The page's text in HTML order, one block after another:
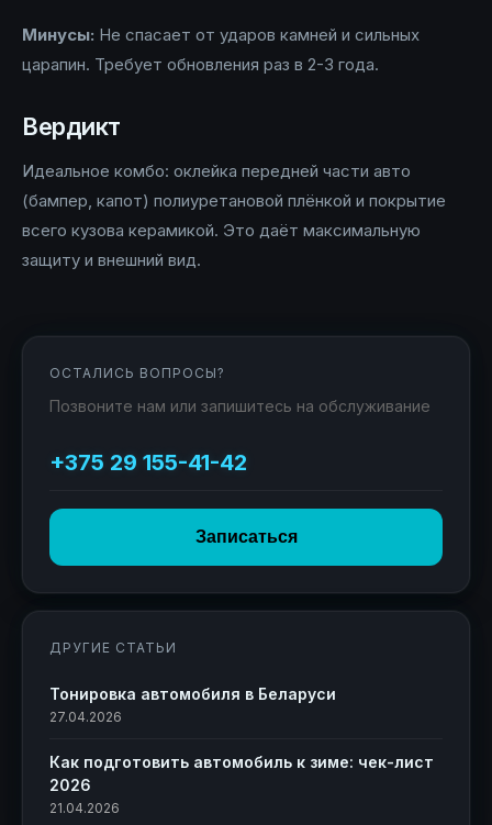
Минусы: Не спасает от ударов камней и сильных
царапин. Требует обновления раз в 2-3 года.
Вердикт
Идеальное комбо: оклейка передней части авто
(бампер, капот) полиуретановой плёнкой и покрытие
всего кузова керамикой. Это даёт максимальную
защиту и внешний вид.
ОСТАЛИСЬ ВОПРОСЫ?
Позвоните нам или запишитесь на обслуживание
+375 29 155-41-42
Записаться
ДРУГИЕ СТАТЬИ
Тонировка автомобиля в Беларуси
27.04.2026
Как подготовить автомобиль к зиме: чек-лист
2026
21.04.2026